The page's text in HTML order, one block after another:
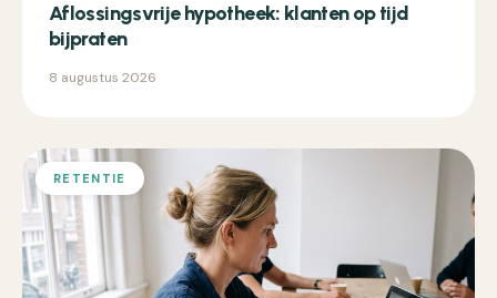
Aflossingsvrije hypotheek: klanten op tijd
bijpraten
8 augustus 2026
RETENTIE